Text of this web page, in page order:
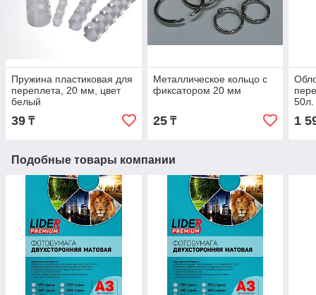
Пружина пластиковая для
переплета, 20 мм, цвет
белый
39 ₸
Металлическое кольцо с
фиксатором 20 мм
25₸
50л.
1
Подобные товары компании